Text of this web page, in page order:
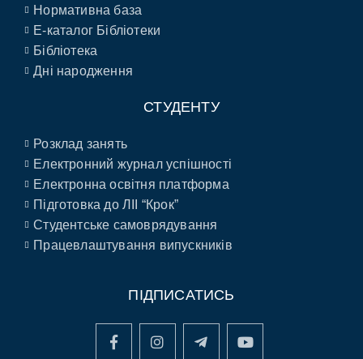
Нормативна база
E-каталог Бібліотеки
Бібліотека
Дні народження
СТУДЕНТУ
Розклад занять
Електронний журнал успішності
Електронна освітня платформа
Підготовка до ЛІІ “Крок”
Студентське самоврядування
Працевлаштування випускників
ПІДПИСАТИСЬ